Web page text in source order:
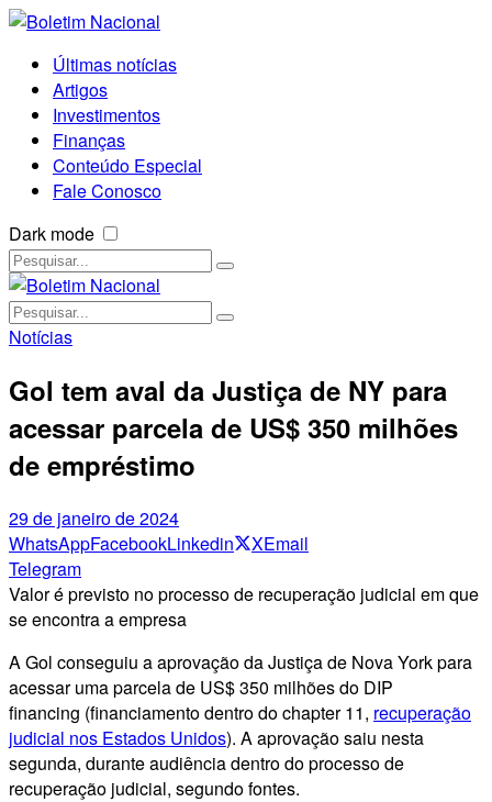
Últimas notícias
Artigos
Investimentos
Finanças
Conteúdo Especial
Fale Conosco
Dark mode
Notícias
Gol tem aval da Justiça de NY para
acessar parcela de US$ 350 milhões
de empréstimo
29 de janeiro de 2024
WhatsAppFacebookLinkedin XEmail
Telegram
Valor é previsto no processo de recuperação judicial em que
se encontra a empresa
A Gol conseguiu a aprovação da Justiça de Nova York para
acessar uma parcela de US$ 350 milhões do DIP
financing (financiamento dentro do chapter 11, recuperação
judicial nos Estados Unidos). A aprovação saiu nesta
segunda, durante audiência dentro do processo de
recuperação judicial, segundo fontes.